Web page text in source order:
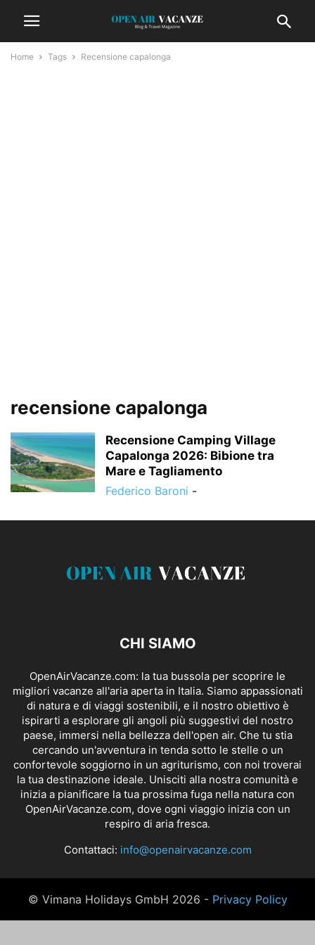
Home Tags Recensione capalonga
recensione capalonga
Recensione Camping Village
Capalonga 2026: Bibione tra
Mare e Tagliamento
Federico Baroni -
CHI SIAMO
OpenAirVacanze.com: la tua bussola per scoprire le
migliori vacanze all'aria aperta in Italia. Siamo appassionati
di natura e di viaggi sostenibili, e il nostro obiettivo è
ispirarti a esplorare gli angoli più suggestivi del nostro
paese, immersi nella bellezza dell'open air. Che tu stia
cercando un'avventura in tenda sotto le stelle o un
confortevole soggiorno in un agriturismo, con noi troverai
la tua destinazione ideale. Unisciti alla nostra comunità e
inizia a pianificare la tua prossima fuga nella natura con
OpenAirVacanze.com, dove ogni viaggio inizia con un
respiro di aria fresca.
Contattaci: info@openairvacanze.com
© Vimana Holidays GmbH 2026 - Privacy Policy